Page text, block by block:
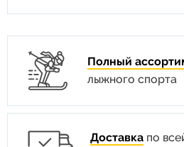
Полный
лыжного спорта
Доставка по